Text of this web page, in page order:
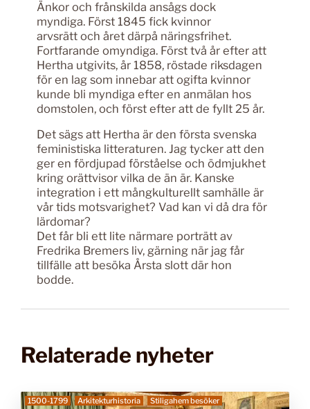
Änkor och frånskilda ansågs dock
myndiga. Först 1845 fick kvinnor
arvsrätt och året därpå näringsfrihet.
Fortfarande omyndiga. Först två år efter att
Hertha utgivits, år 1858, röstade riksdagen
för en lag som innebar att ogifta kvinnor
kunde bli myndiga efter en anmälan hos
domstolen, och först efter att de fyllt 25 år.
Det sägs att Hertha är den första svenska
feministiska litteraturen. Jag tycker att den
ger en fördjupad förståelse och ödmjukhet
kring orättvisor vilka de än är. Kanske
integration i ett mångkulturellt samhälle är
vår tids motsvarighet? Vad kan vi då dra för
lärdomar?
Det får bli ett lite närmare porträtt av
Fredrika Bremers liv, gärning när jag får
tillfälle att besöka Årsta slott där hon
bodde.
Relaterade nyheter
1500-1799 Arkitekturhistoria Stiligahem besöker